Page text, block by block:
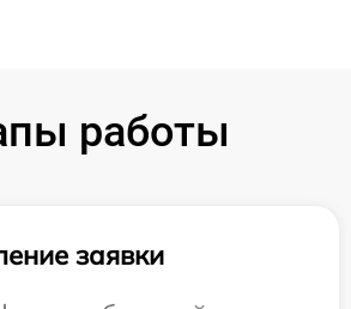
работы
заявки